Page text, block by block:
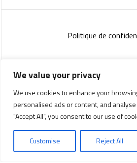
We value your privacy
We use cookies to enhance your
personalised ads or content, and
"Accept All", you consent to our use of
Customise Reject All
Politique de
Copyright 2023 :Standish
Lachance